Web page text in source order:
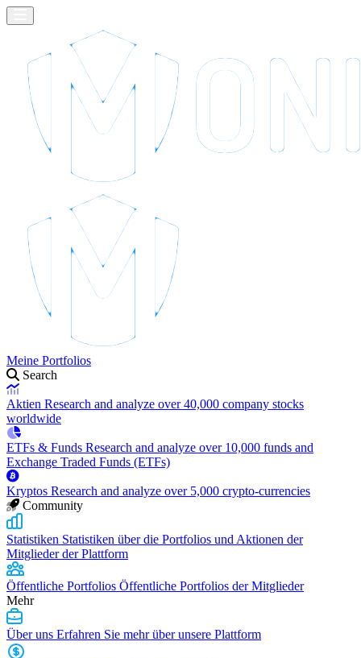
Meine Portfolios
Search
Aktien Research and analyze over 40,000 company stocks
worldwide
ETFs & Funds Research and analyze over 10,000 funds and
Exchange Traded Funds (ETFs)
Kryptos Research and analyze over 5,000 crypto-currencies
Community
Statistiken Statistiken über die Portfolios und Aktionen der
Mitglieder der Plattform
Öffentliche Portfolios Öffentliche Portfolios der Mitglieder
Mehr
Über uns Erfahren Sie mehr über unsere Plattform